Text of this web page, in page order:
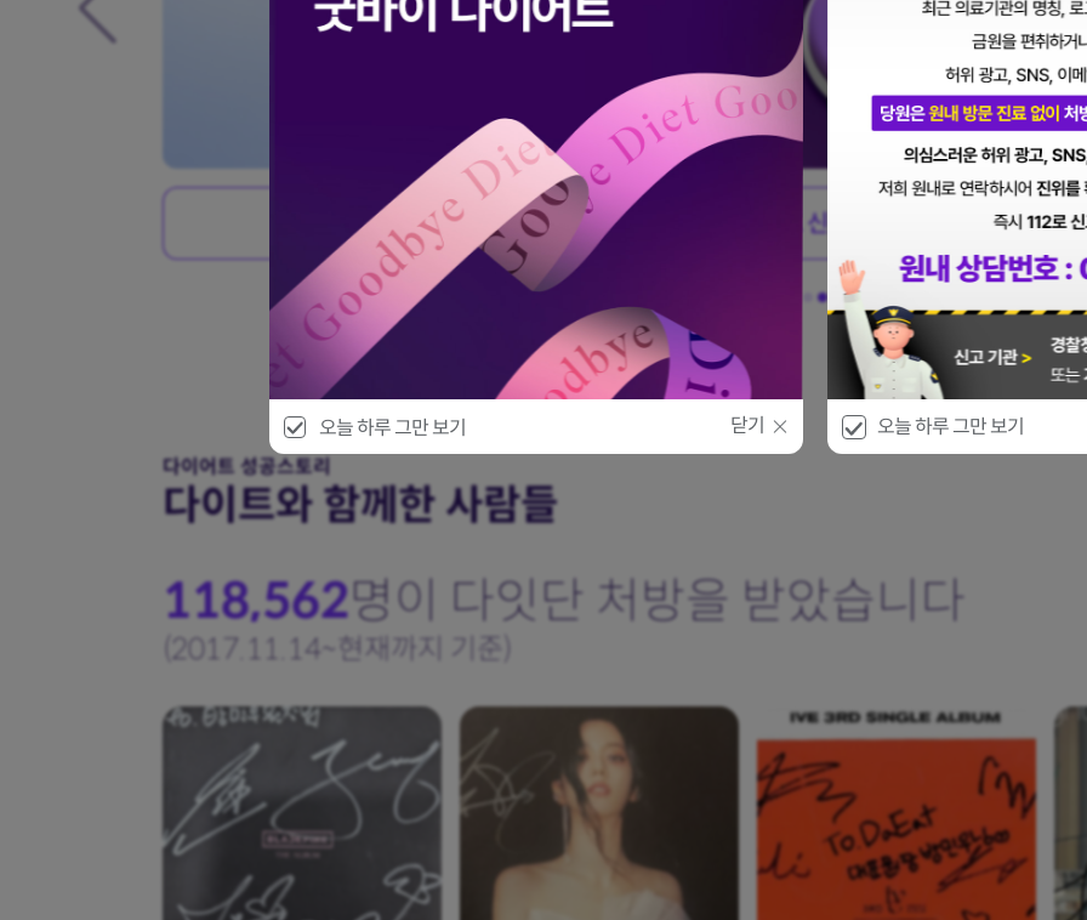
오늘 하루 그만 보기 닫기 오늘 하루 그만 보기
이벤트 신청하기 이벤트 신청하기
다이어트 성공스토리
다이트와 함께한 사람들
118,562명이 다잇단 처방을 받았습니다
(2017.11.14~현재까지 기준)